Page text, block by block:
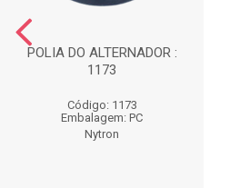
POLIA DO ALTERNADOR :
1173
Código: 1173
Embalagem: PC
Nytron